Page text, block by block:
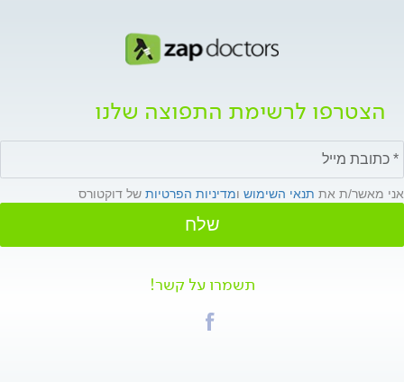
הצטרפו לרשימת התפוצה שלנו
אני מאשר/ת את תנאי השימוש ומדיניות הפרטיות של דוקטורס
שלח
תשמרו על קשר!